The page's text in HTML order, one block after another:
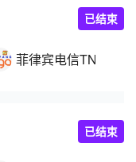
菲律宾电信TNT
已结束
已结束